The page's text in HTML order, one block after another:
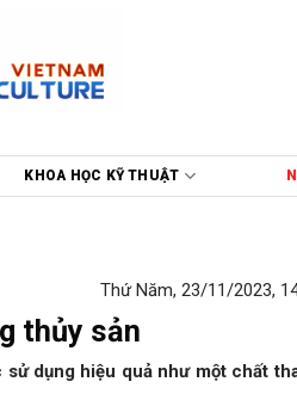
KHOA HỌC KỸ THUẬT
Thứ Năm, 23/11/2023,
thủy sản
dụng hiệu quả như một chất